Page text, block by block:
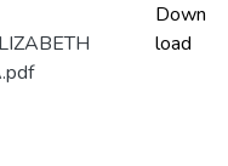
Down
load